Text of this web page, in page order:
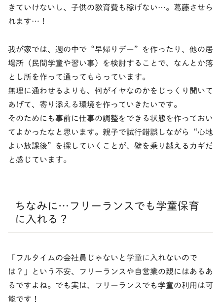
きていけないし、子供の教育費も稼げない…。葛藤させら
れます…！
我が家では、週の中で“早帰りデー”を作ったり、他の居
場所（民間学童や習い事）を検討することで、なんとか落
とし所を作って通ってもらっています。
無理に通わせるよりも、何がイヤなのかをじっくり聞いて
あげて、寄り添える環境を作っていきたいです。
そのためにも事前に仕事の調整をできる状態を作っておい
てよかったなと思います。親子で試行錯誤しながら“心地
よい放課後”を探していくことが、壁を乗り越えるカギだ
と感じています。
ちなみに…フリーランスでも学童保育
に入れる？
「フルタイムの会社員じゃないと学童に入れないので
は？」という不安、フリーランスや自営業の親にはあるあ
るですよね。でも実は、
フリーランスでも学童の利用は可
能です！